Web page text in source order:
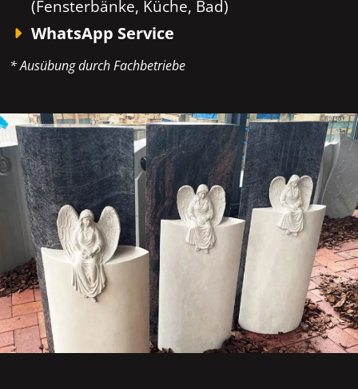
(Fensterbänke, Küche, Bad)
WhatsApp Service
* Ausübung durch Fachbetriebe